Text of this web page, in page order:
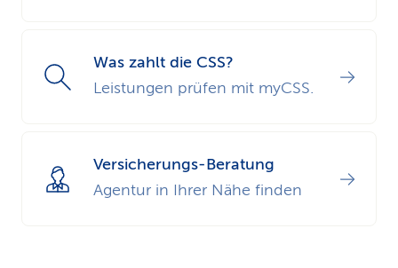
Was zahlt die CSS?
Leistungen prüfen mit myCSS.
Versicherungs-Beratung
Agentur in Ihrer Nähe finden